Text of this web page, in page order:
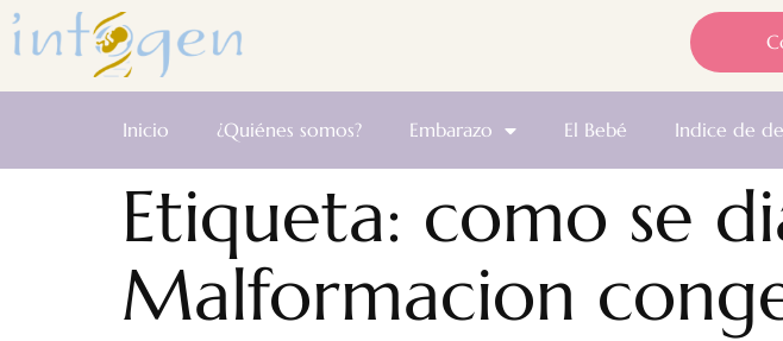
Inicio ¿Quiénes somos? Embarazo El Bebé Indice de
Etiqueta: como se
Malformacion